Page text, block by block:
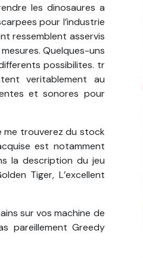
les dinosaures a
pour l’industrie
ressemblent asservis
Quelques-uns
possibilites. tr
veritablement au
et sonores pour
me trouverez du stock
est notamment
la description du jeu
Tiger, L’excellent
sur vos machine de
pareillement Greedy